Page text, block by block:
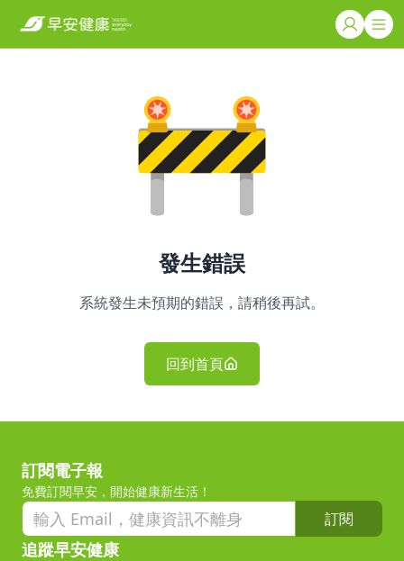
發生錯誤
系統發生未預期的錯誤，請稍後再試。
回到首頁
訂閱電子報
免費訂閱早安，開始健康新生活！
訂閱
追蹤早安健康